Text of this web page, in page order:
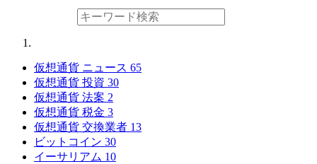
仮想通貨 ニュース 65
仮想通貨 投資 30
仮想通貨 法案 2
仮想通貨 税金 3
仮想通貨 交換業者 13
ビットコイン 30
イーサリアム 10